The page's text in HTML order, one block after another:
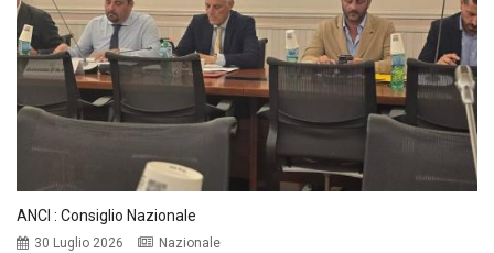
ANCI : Consiglio Nazionale
30 Luglio 2026 Nazionale